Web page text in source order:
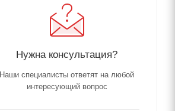
Нужна консультация?
Наши специалисты ответят на любой
интересующий вопрос